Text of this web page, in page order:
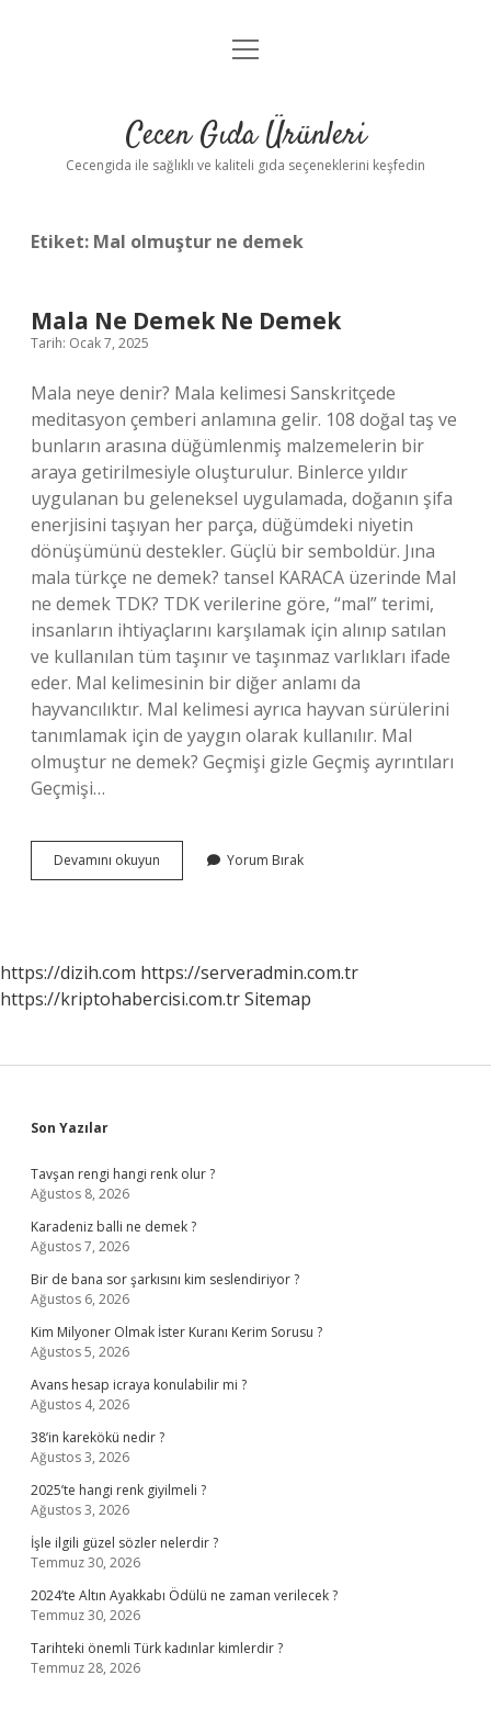
Anasayfa
Yasal Uyarı
menüyü
Cecen Gıda Ürünleri
Cecengida ile sağlıklı ve kaliteli gıda seçeneklerini keşfedin
Etiket: Mal olmuştur ne demek
Mala Ne Demek Ne Demek
Tarih: Ocak 7, 2025
Mala neye denir? Mala kelimesi Sanskritçede
meditasyon çemberi anlamına gelir. 108 doğal taş ve
bunların arasına düğümlenmiş malzemelerin bir
araya getirilmesiyle oluşturulur. Binlerce yıldır
uygulanan bu geleneksel uygulamada, doğanın şifa
enerjisini taşıyan her parça, düğümdeki niyetin
dönüşümünü destekler. Güçlü bir semboldür. Jına
mala türkçe ne demek? tansel KARACA üzerinde Mal
ne demek TDK? TDK verilerine göre, “mal” terimi,
insanların ihtiyaçlarını karşılamak için alınıp satılan
ve kullanılan tüm taşınır ve taşınmaz varlıkları ifade
eder. Mal kelimesinin bir diğer anlamı da
hayvancılıktır. Mal kelimesi ayrıca hayvan sürülerini
tanımlamak için de yaygın olarak kullanılır. Mal
olmuştur ne demek? Geçmişi gizle Geçmiş ayrıntıları
Geçmişi…
Devamını okuyun
Ne
Yorum Bırak
https://dizih.com https://serveradmin.com.tr
https://kriptohabercisi.com.trSitemap
Sidebar
Son Yazılar
Tavşan rengi hangi renk olur ?
Ağustos 8, 2026
Karadeniz balli ne demek ?
Ağustos 7, 2026
Bir de bana sor şarkısını kim seslendiriyor ?
Ağustos 6, 2026
Kim Milyoner Olmak İster Kuranı Kerim Sorusu ?
Ağustos 5, 2026
Avans hesap icraya konulabilir mi ?
Ağustos 4, 2026
38’in karekökü nedir ?
Ağustos 3, 2026
2025’te hangi renk giyilmeli ?
Ağustos 3, 2026
İşle ilgili güzel sözler nelerdir ?
Temmuz 30, 2026
2024’te Altın Ayakkabı Ödülü ne zaman verilecek ?
Temmuz 30, 2026
Tarihteki önemli Türk kadınlar kimlerdir ?
Temmuz 28, 2026